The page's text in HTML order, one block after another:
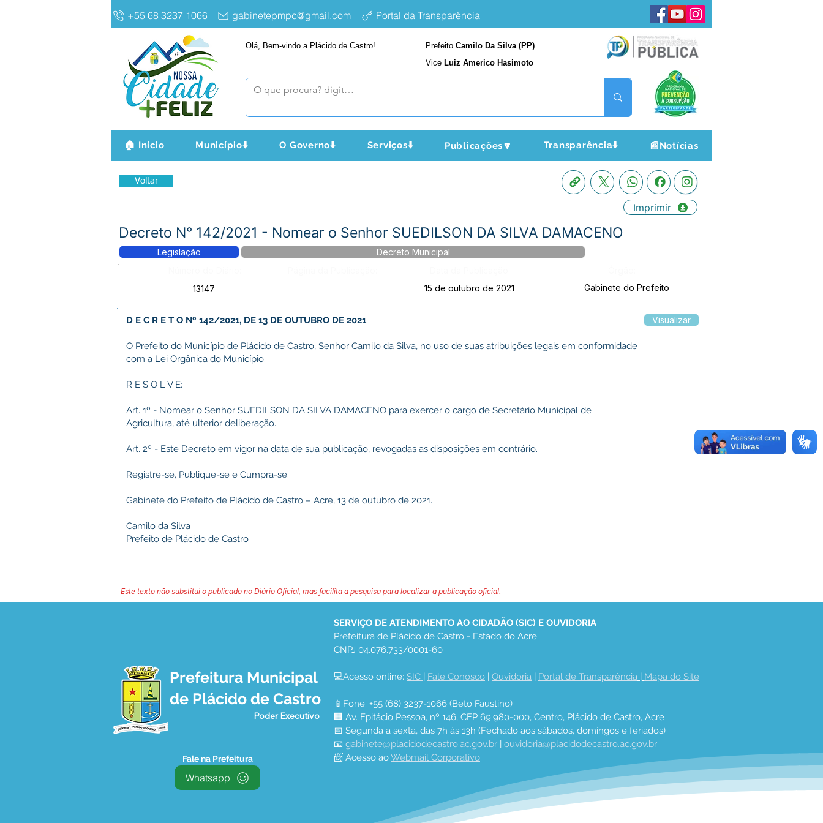
+55 68 3237 1066 gabinetepmpc@gmail.com Portal da Transparência
Olá, Bem-vindo a Plácido de Castro! Prefeito Camilo Da Silva (PP)
Vice Luiz Americo Hasimoto
🏠 Início Município⬇️ O Governo⬇️ Serviços⬇️ Publicações🔽 Transparência⬇️ 📰Notícias
Voltar
Imprimir
Decreto N° 142/2021 - Nomear o Senhor SUEDILSON DA SILVA DAMACENO
Legislação
Decreto Municipal
13147
15 de outubro de 2021 Gabinete do Prefeito
D E C R E T O Nº 142/2021, DE 13 DE OUTUBRO DE 2021
O Prefeito do Município de Plácido de Castro, Senhor Camilo da Silva, no uso de suas atribuições legais em conformidade
com a Lei Orgânica do Município.
R E S O L V E:
Art. 1º - Nomear o Senhor SUEDILSON DA SILVA DAMACENO para exercer o cargo de Secretário Municipal de
Agricultura, até ulterior deliberação.
Art. 2º - Este Decreto em vigor na data de sua publicação, revogadas as disposições em contrário.
Registre-se, Publique-se e Cumpra-se.
Gabinete do Prefeito de Plácido de Castro – Acre, 13 de outubro de 2021.
Camilo da Silva
Prefeito de Plácido de Castro
Visualizar
Este texto não substitui o publicado no Diário Oficial, mas facilita a pesquisa para localizar a publicação oficial.
Prefeitura Municipal
de Plácido de Castro
Poder Executivo
Fale na Prefeitura
Whatsapp
SERVIÇO DE ATENDIMENTO AO CIDADÃO (SIC) E OUVIDORIA
Prefeitura de Plácido de Castro - Estado do Acre
CNPJ 04.076.733/0001-60
💻Acesso online: SIC | Fale Conosco | Ouvidoria | Portal de Transparência | Mapa do Site
📱Fone: +55 (68) 3237-1066 (Beto Faustino)
🏢 Av. Epitácio Pessoa, nº 146, CEP 69.980-000, Centro, Plácido de Castro, Acre
📅 Segunda a sexta, das 7h às 13h (Fechado aos sábados, domingos e feriados)
📧 gabinete@placidodecastro.ac.gov.br | ouvidoria@placidodecastro.ac.gov.br
📨 Acesso ao Webmail Corporativo